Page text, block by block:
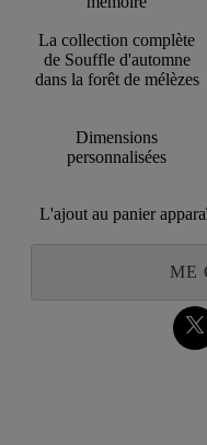
La collection complète
de Souffle d'automne
dans la forêt de mélèzes
Dimensions
personnalisées
L'ajout au panier
ME